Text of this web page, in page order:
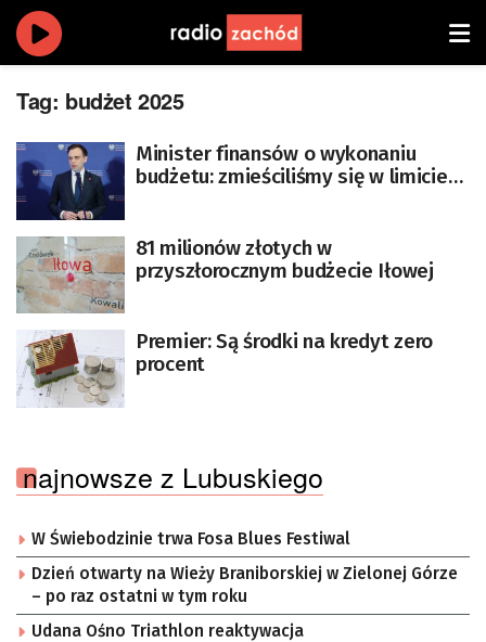
Tag: budżet 2025
Minister finansów o wykonaniu
budżetu: zmieściliśmy się w limicie
81 milionów złotych w
przyszłorocznym budżecie Iłowej
Premier: Są środki na kredyt zero
procent
najnowsze z Lubuskiego
W Świebodzinie trwa Fosa Blues Festiwal
Dzień otwarty na Wieży Braniborskiej w Zielonej Górze
– po raz ostatni w tym roku
Udana Ośno Triathlon reaktywacja